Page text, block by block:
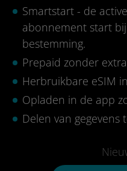
Smartstart - de
abonnement start
bestemming.
Prepaid zonder
Herbruikbare eSIM
Opladen in de app
Delen van gegevens